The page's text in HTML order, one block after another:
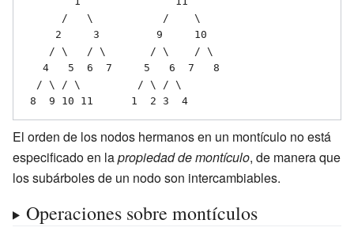
8  9 10 11      1  2 3  4
El orden de los nodos hermanos en un montículo no está
especificado en lapropiedad de montículo, de manera que
los subárboles de un nodo son intercambiables.
Operaciones sobre montículos